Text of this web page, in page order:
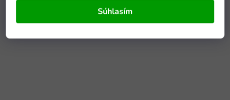
Súhlasím